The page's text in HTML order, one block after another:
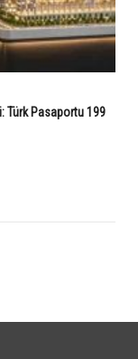
Türk Pasaportu 199